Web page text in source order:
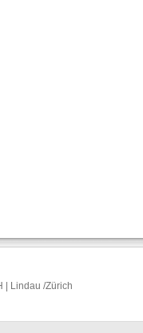
| Lindau /Zürich